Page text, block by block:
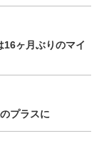
ヶ月ぶりのマイ
プラスに